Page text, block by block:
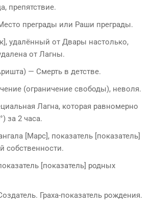
препятствие.
преграды или Раши преграды.
удалённый от Двары настолько,
от Лагны.
— Смерть в детстве.
(ограничение свободы), неволя.
Лагна, которая равномерно
за 2 часа.
[Марс], показатель [показатель]
собственности.
[показатель] родных
Граха-показатель рождения.